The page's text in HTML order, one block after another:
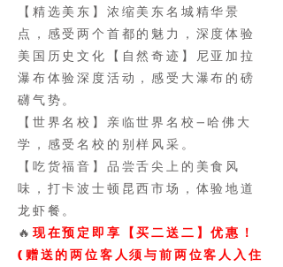
【精选美东】浓缩美东名城精华景
点，感受两个首都的魅力，深度体验
美国历史文化 【自然奇迹】尼亚加拉
瀑布体验深度活动，感受大瀑布的磅
礴气势。
【世界名校】亲临世界名校—哈佛大
学，感受名校的别样风采。
【吃货福音】品尝舌尖上的美食风
味，打卡波士顿昆西市场，体验地道
龙虾餐。
​​🔥 现在预定即享【买二送二】优惠！
(赠送的两位客人须与前两位客人入住